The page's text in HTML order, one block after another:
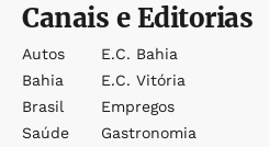
Canais e Editorias
Autos
Bahia
Brasil
Saúde
E.c. Bahia
E.c. Vitória
Empregos
Gastronomia